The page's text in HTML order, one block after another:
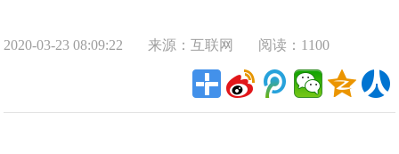
公益直播；酷狗主播收入48万
2020-03-23 08:09:22 来源：互联网 阅读：1100